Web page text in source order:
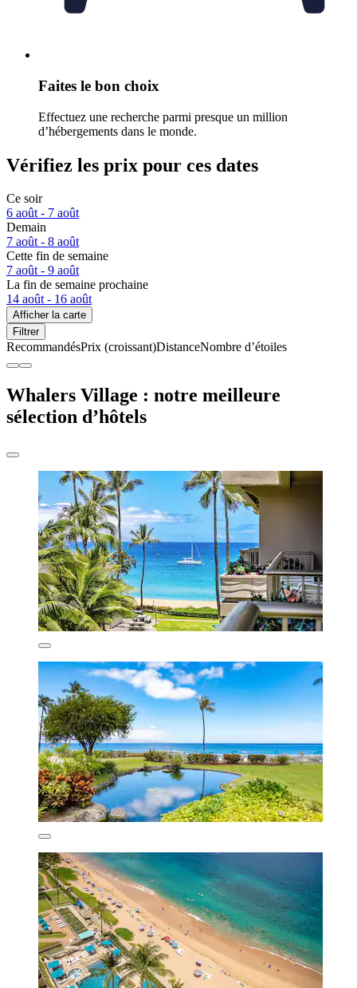
Faites le bon choix
Effectuez une recherche parmi presque un million
d’hébergements dans le monde.
Vérifiez les prix pour ces dates
Ce soir
6 août - 7 août
Demain
7 août - 8 août
Cette fin de semaine
7 août - 9 août
La fin de semaine prochaine
14 août - 16 août
Afficher la carte
Filtrer
RecommandésPrix (croissant)DistanceNombre d’étoiles
Whalers Village : notre meilleure
sélection d’hôtels